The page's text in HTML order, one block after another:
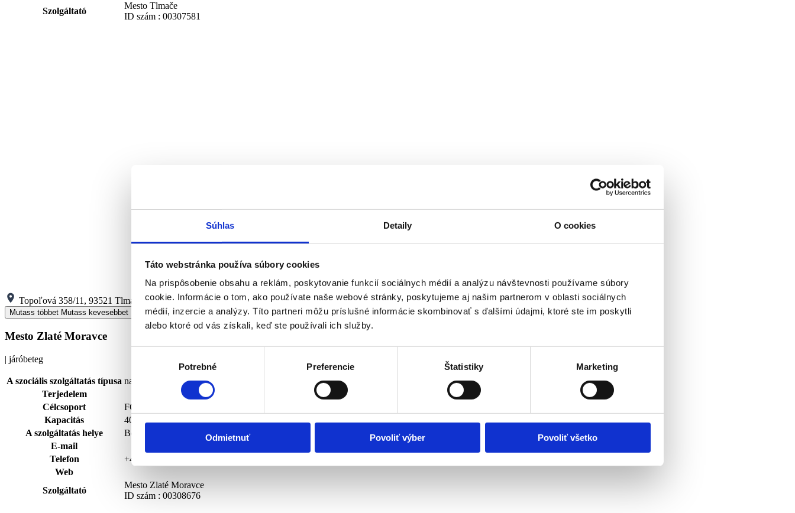
Súhlas Detaily O cookies
Táto webstránka používa súbory cookies
Na prispôsobenie obsahu a reklám, poskytovanie funkcií sociálnych médií a analýzu návštevnosti používame súbory
cookie. Informácie o tom, ako používate naše webové stránky, poskytujeme aj našim partnerom v oblasti sociálnych
médií, inzercie a analýzy. Títo partneri môžu príslušné informácie skombinovať s ďalšími údajmi, ktoré ste im poskytli
alebo ktoré od vás získali, keď ste používali ich služby.
Potrebné Preferencie Štatistiky Marketing
Odmietnuť Povoliť výber Povoliť všetko
Szolgáltató
Mesto Tlmače
ID szám : 00307581
Topoľová 358/11, 93521 Tlmače
Mutass többet Mutass kevesebbet
Mesto Zlaté Moravce
| járóbeteg
A szociális szolgáltatás típusa napközi központ
Terjedelem
Célcsoport
FO s ťažkým zdravotným postihnutím alebo nepriaznivým zdravotným stavom
Kapacitás
40
A szolgáltatás helye
Bernolákova 511/22, 95301 Zlaté Moravce
E-mail
Telefon
+421376923903
Web
Szolgáltató
Mesto Zlaté Moravce
ID szám : 00308676